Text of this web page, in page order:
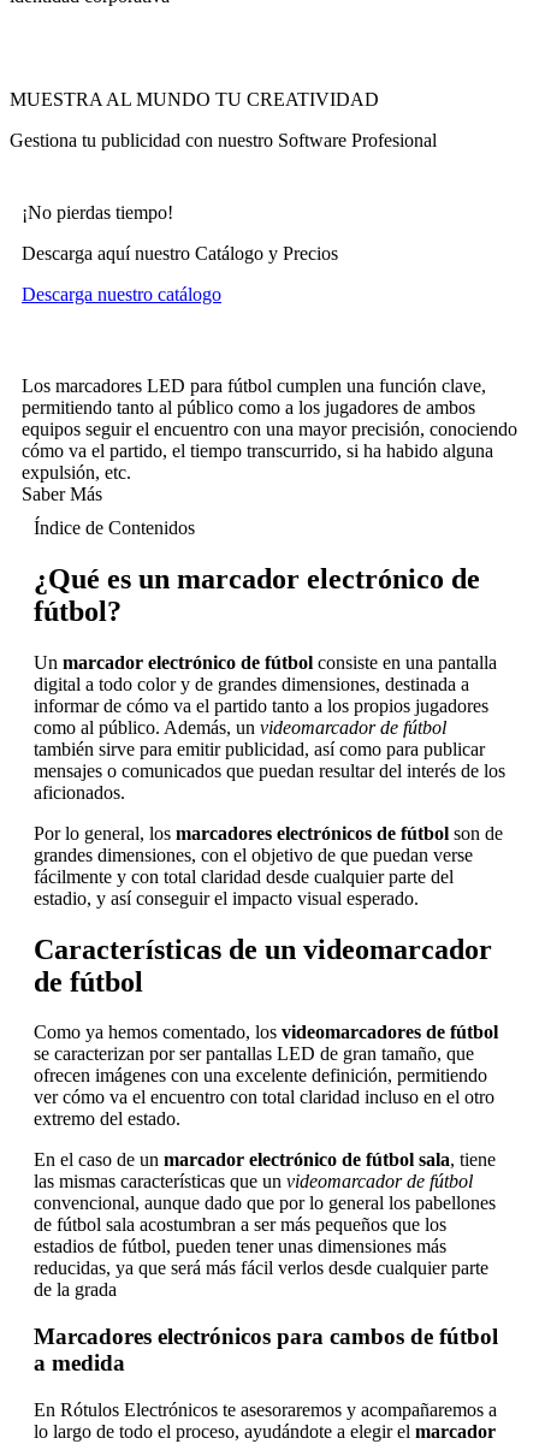
MUESTRA AL MUNDO TU CREATIVIDAD
Gestiona tu publicidad con nuestro Software Profesional
¡No pierdas tiempo!
Descarga aquí nuestro Catálogo y Precios
Descarga nuestro catálogo
Los marcadores LED para fútbol cumplen una función clave,
permitiendo tanto al público como a los jugadores de ambos
equipos seguir el encuentro con una mayor precisión, conociendo
cómo va el partido, el tiempo transcurrido, si ha habido alguna
expulsión, etc.
Saber Más
Índice de Contenidos
¿Qué es un marcador electrónico de
fútbol?
Un marcador electrónico de fútbol consiste en una pantalla
digital a todo color y de grandes dimensiones, destinada a
informar de cómo va el partido tanto a los propios jugadores
como al público. Además, un videomarcador de fútbol
también sirve para emitir publicidad, así como para publicar
mensajes o comunicados que puedan resultar del interés de los
aficionados.
Por lo general, los marcadores electrónicos de fútbol son de
grandes dimensiones, con el objetivo de que puedan verse
fácilmente y con total claridad desde cualquier parte del
estadio, y así conseguir el impacto visual esperado.
Características de un videomarcador
de fútbol
Como ya hemos comentado, los videomarcadores de fútbol
se caracterizan por ser pantallas LED de gran tamaño, que
ofrecen imágenes con una excelente definición, permitiendo
ver cómo va el encuentro con total claridad incluso en el otro
extremo del estado.
En el caso de un marcador electrónico de fútbol sala, tiene
las mismas características que un videomarcador de fútbol
convencional, aunque dado que por lo general los pabellones
de fútbol sala acostumbran a ser más pequeños que los
estadios de fútbol, pueden tener unas dimensiones más
reducidas, ya que será más fácil verlos desde cualquier parte
de la grada
Marcadores electrónicos para cambos de fútbol
a medida
En Rótulos Electrónicos te asesoraremos y acompañaremos a
lo largo de todo el proceso, ayudándote a elegir el marcador